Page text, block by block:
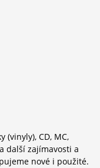
(vinyly), CD, MC,
další zajímavosti a
nové i použité.